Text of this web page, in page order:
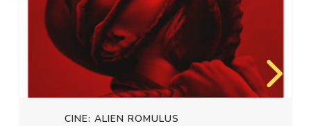
CINE: ALIEN ROMULUS